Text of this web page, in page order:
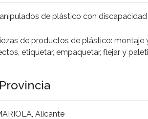
de plástico con discapacidad
de productos de plástico:
etiquetar, empaquetar, flejar y
Alicante